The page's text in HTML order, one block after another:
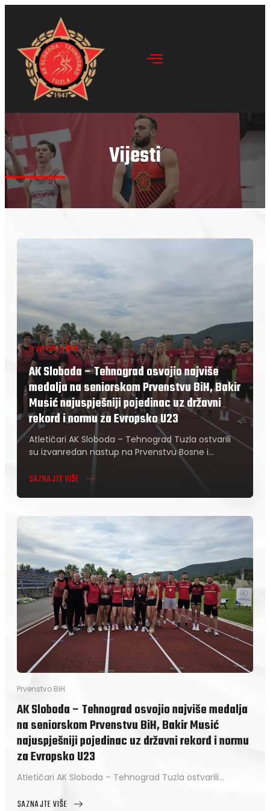
Vijesti
Prvenstvo BiH
AK Sloboda – Tehnograd osvojio najviše
medalja na seniorskom Prvenstvu BiH, Bakir
Musić najuspješniji pojedinac uz državni
rekord i normu za Evropsko U23
Atletičari AK Sloboda – Tehnograd Tuzla ostvarili
su izvanredan nastup na Prvenstvu Bosne i…
SAZNAJTE VIŠE
ABOUT
AK
–
OSVOJIO
NAJVIŠE
MEDALJA
NA
SENIORSKOM
PRVENSTVU
BIH,
BAKIR
MUSIĆ
NAJUSPJEŠNIJI
POJEDINAC
UZ
REKORD
I
NORMU
ZA
EVROPSKO
U23
Prvenstvo BiH
AK Sloboda – Tehnograd osvojio najviše medalja
na seniorskom Prvenstvu BiH, Bakir Musić
najuspješniji pojedinac uz državni rekord i normu
za Evropsko U23
Atletičari AK Sloboda – Tehnograd Tuzla ostvarili…
SAZNAJTE VIŠE